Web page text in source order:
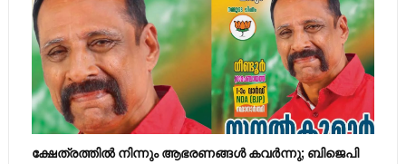
ക്ഷേത്രത്തിൽ നിന്നും ആഭരണങ്ങൾ കവർന്നു; ബിജെപി